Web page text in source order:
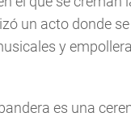
un acto donde
y
es una